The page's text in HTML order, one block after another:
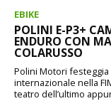
EBIKE
POLINI E-P3+
ENDURO CON
COLARUSSO
Polini Motori
internazionale nella
teatro dell’ultimo